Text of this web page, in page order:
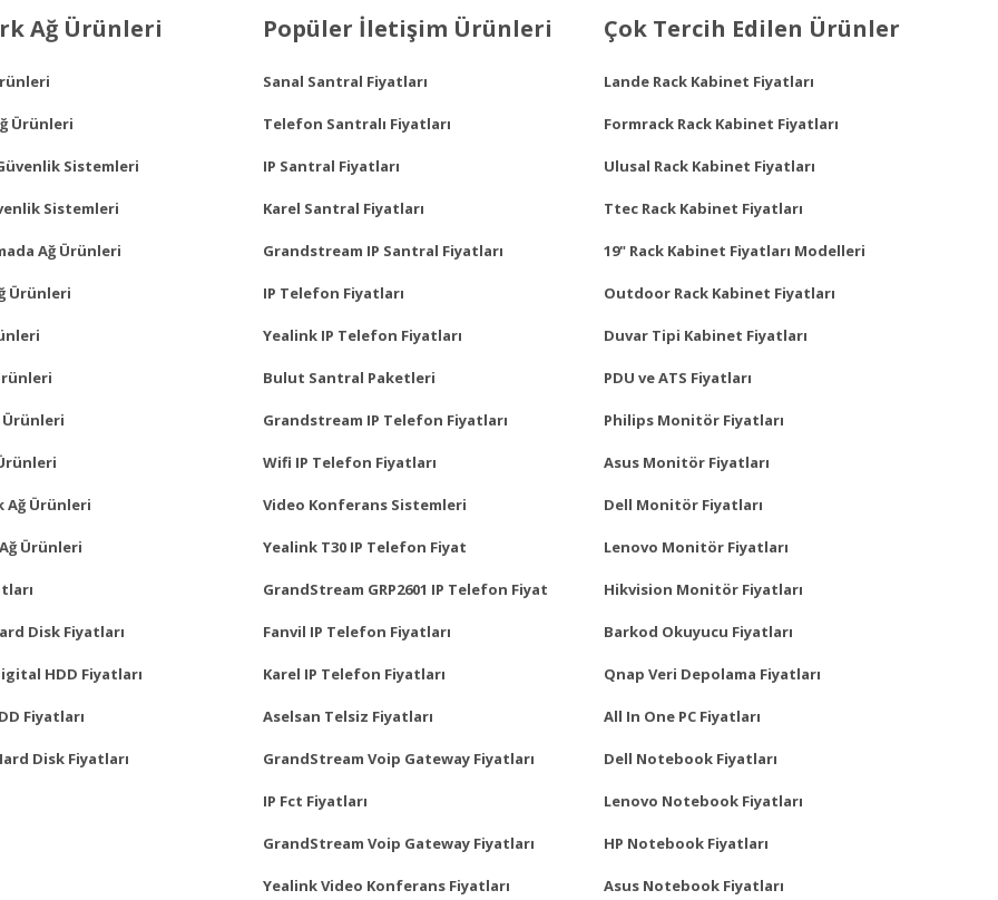
Ağ Ürünleri
Ürünleri
Sistemleri
Sistemleri
Ağ Ürünleri
Ürünleri
Ürünleri
Ağ Ürünleri
Ürünleri
Disk Fiyatları
HDD Fiyatları
Fiyatları
Disk Fiyatları
Popüler İletişim Ürünleri
Sanal Santral Fiyatları
Telefon Santralı Fiyatları
IP Santral Fiyatları
Karel Santral Fiyatları
Grandstream IP Santral Fiyatları
IP Telefon Fiyatları
Yealink IP Telefon Fiyatları
Bulut Santral Paketleri
Grandstream IP Telefon Fiyatları
Wifi IP Telefon Fiyatları
Video Konferans Sistemleri
Yealink T30 IP Telefon Fiyat
GrandStream GRP2601 IP Telefon Fiyat
Fanvil IP Telefon Fiyatları
Karel IP Telefon Fiyatları
Aselsan Telsiz Fiyatları
GrandStream Voip Gateway Fiyatları
IP Fct Fiyatları
GrandStream Voip Gateway Fiyatları
Yealink Video Konferans Fiyatları
Çok Tercih Edilen Ürünler
Lande Rack Kabinet Fiyatları
Formrack Rack Kabinet Fiyatları
Ulusal Rack Kabinet Fiyatları
Ttec Rack Kabinet Fiyatları
19" Rack Kabinet Fiyatları Modelleri
Outdoor Rack Kabinet Fiyatları
Duvar Tipi Kabinet Fiyatları
PDU ve ATS Fiyatları
Philips Monitör Fiyatları
Asus Monitör Fiyatları
Dell Monitör Fiyatları
Lenovo Monitör Fiyatları
Hikvision Monitör Fiyatları
Barkod Okuyucu Fiyatları
Qnap Veri Depolama Fiyatları
All In One PC Fiyatları
Dell Notebook Fiyatları
Lenovo Notebook Fiyatları
HP Notebook Fiyatları
Asus Notebook Fiyatları